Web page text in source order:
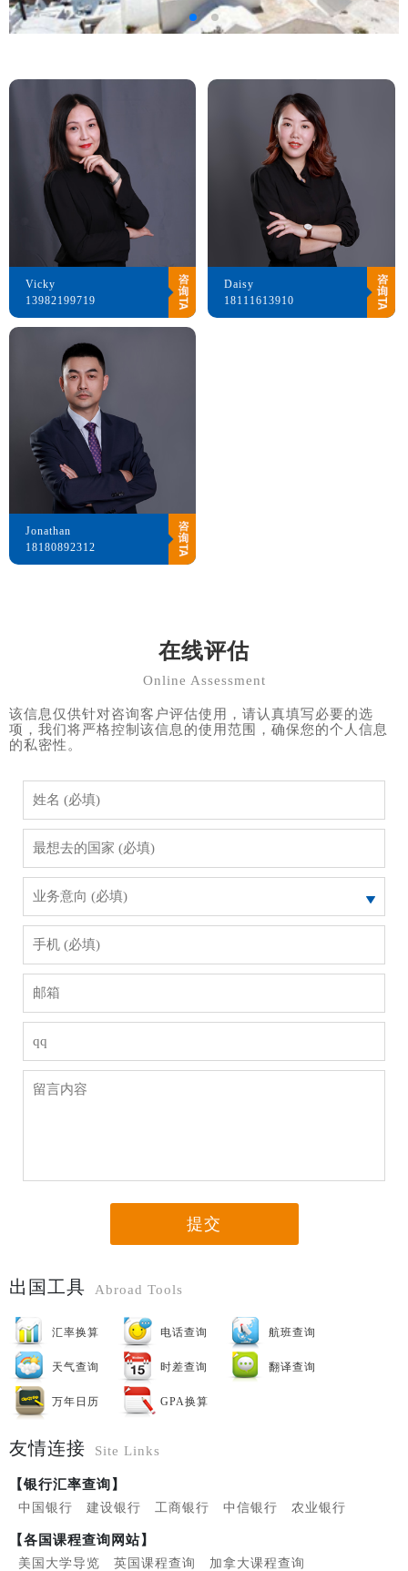
Vicky
13982199719
Daisy
18111613910
Jonathan
18180892312
在线评估
Online Assessment
该信息仅供针对咨询客户评估使用，请认真填写必要的选
项，我们将严格控制该信息的使用范围，确保您的个人信息
的私密性。
提交
出国工具 Abroad Tools
汇率换算 电话查询 航班查询
天气查询 时差查询 翻译查询
万年日历 GPA换算
友情连接 Site Links
【银行汇率查询】
中国银行 建设银行 工商银行 中信银行 农业银行
【各国课程查询网站】
美国大学导览 英国课程查询
加拿大课程查询